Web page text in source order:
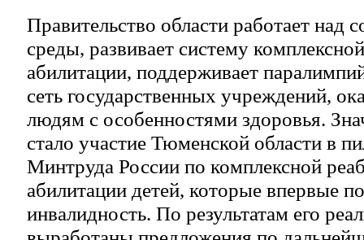
Правительство области работает над
среды, развивает систему
абилитации, поддерживает
сеть государственных учреждений,
людям с особенностями здоровья.
стало участие Тюменской области в
Минтруда России по комплексной
абилитации детей, которые впервые
инвалидность. По результатам его